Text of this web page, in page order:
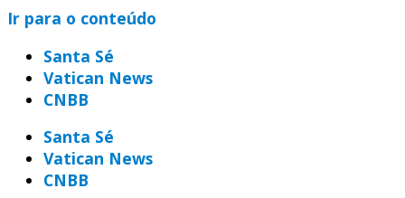
Ir para o conteúdo
Santa Sé
Vatican News
CNBB
Santa Sé
Vatican News
CNBB